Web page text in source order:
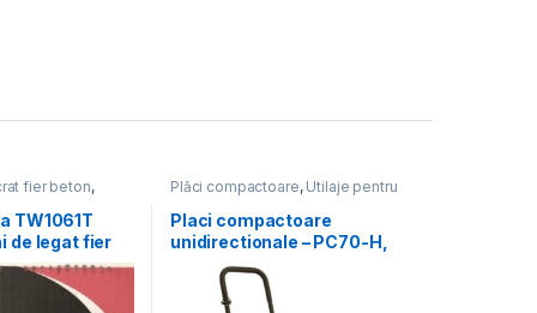
fier beton,
TW1061T
de legat fier
Plăci compactoare, Utilaje pentru
construcții
Placi compactoare
unidirectionale – PC70-H,
11.5 kN, motor Honda,
benzina 5.5 cp, greutate 65